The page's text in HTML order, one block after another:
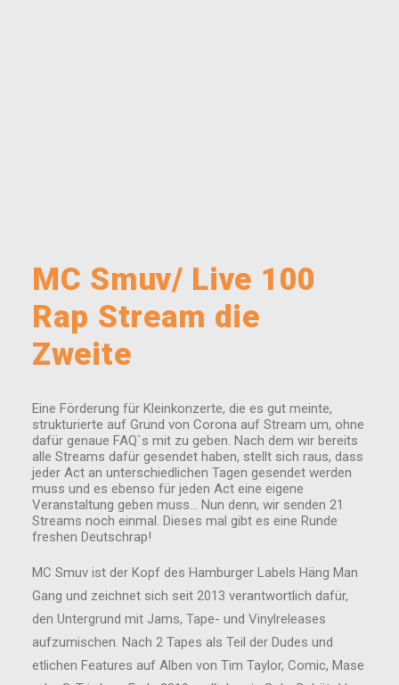
MC Smuv/ Live 100
Rap Stream die
Zweite
Eine Förderung für Kleinkonzerte, die es gut meinte,
strukturierte auf Grund von Corona auf Stream um, ohne
dafür genaue FAQ`s mit zu geben. Nach dem wir bereits
alle Streams dafür gesendet haben, stellt sich raus, dass
jeder Act an unterschiedlichen Tagen gesendet werden
muss und es ebenso für jeden Act eine eigene
Veranstaltung geben muss… Nun denn, wir senden 21
Streams noch einmal. Dieses mal gibt es eine Runde
freshen Deutschrap!
MC Smuv ist der Kopf des Hamburger Labels Häng Man
Gang und zeichnet sich seit 2013 verantwortlich dafür,
den Untergrund mit Jams, Tape- und Vinylreleases
aufzumischen. Nach 2 Tapes als Teil der Dudes und
etlichen Features auf Alben von Tim Taylor, Comic, Mase